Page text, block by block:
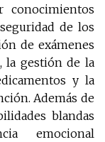
conocimientos
de los
de exámenes
la gestión de la
y la
Además de
blandas
emocional